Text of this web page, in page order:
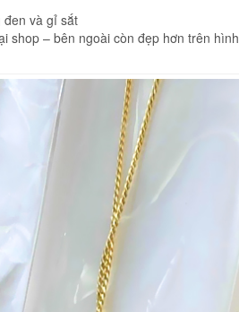
đen và gỉ sắt
shop – bên ngoài còn đẹp hơn trên hình